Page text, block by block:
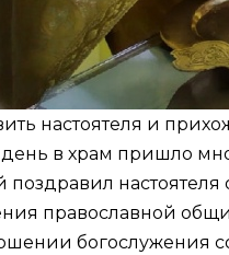
настоятеля и
в храм пришло
поздравил
православной
богослужения